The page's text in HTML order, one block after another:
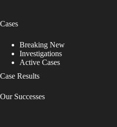
Cases
Breaking New
Investigations
Active Cases
Case Results
Our Successes